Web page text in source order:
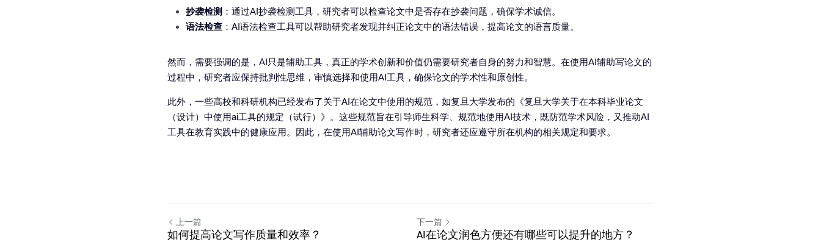
抄袭检测 ：通过AI抄袭检测工具，研究者可以检查论文中是否存在抄袭问题，确保学术诚信。
语法检查 ：AI语法检查工具可以帮助研究者发现并纠正论文中的语法错误，提高论文的语言质量。
然而，需要强调的是，AI只是辅助工具，真正的学术创新和价值仍需要研究者自身的努力和智慧。在使用AI辅助写论文的
过程中，研究者应保持批判性思维，审慎选择和使用AI工具，确保论文的学术性和原创性。
此外，一些高校和科研机构已经发布了关于AI在论文中使用的规范，如复旦大学发布的《复旦大学关于在本科毕业论文
（设计）中使用ai工具的规定（试行）》。这些规范旨在引导师生科学、规范地使用AI技术，既防范学术风险，又推动AI
工具在教育实践中的健康应用。因此，在使用AI辅助论文写作时，研究者还应遵守所在机构的相关规定和要求。
上一篇
如何提高论文写作质量和效率？
下一篇
AI在论文润色方便还有哪些可以提升的地方？